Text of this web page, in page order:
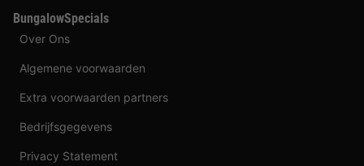
BungalowSpecials
Over Ons
Algemene voorwaarden
Extra voorwaarden partners
Bedrijfsgegevens
Privacy Statement